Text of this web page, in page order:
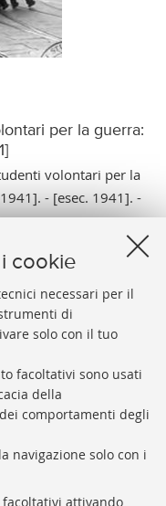
cookie
necessari per il
di
solo con il tuo
facoltativi sono usati
della
comportamenti degli
navigazione solo con i
facoltativi attivando
per la guerra:
volontari per la
- [esec. 1941]. -
mm.
all'inizio della
registra per
il III a febbraio ed il I
.do?